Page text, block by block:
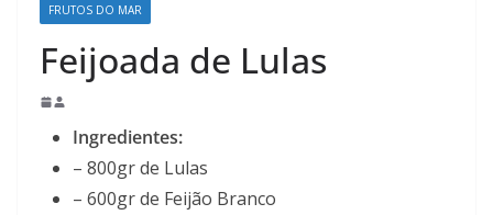
FRUTOS DO MAR
Feijoada de Lulas
Ingredientes:
– 800gr de Lulas
– 600gr de Feijão Branco